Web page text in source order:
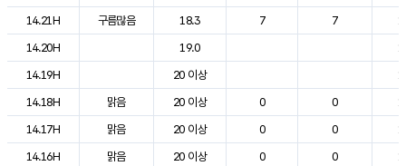
14.21H
구름많음 18.3 7 7
14.20H
19.0
14.19H
20 이상
14.18H
맑음 20 이상 0 0
14.17H
맑음 20 이상 0 0
14.16H
맑음 20 이상 0 0